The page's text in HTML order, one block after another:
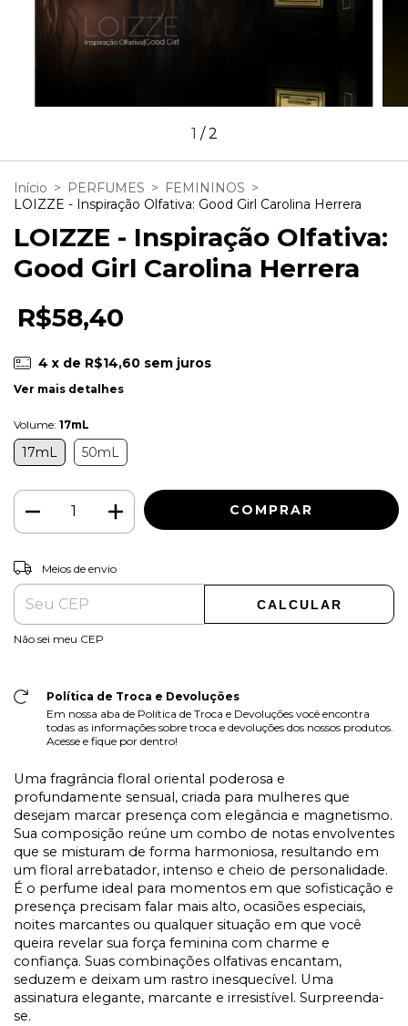
1 /2
Início > PERFUMES > FEMININOS >
LOIZZE - Inspiração Olfativa: Good Girl Carolina Herrera
LOIZZE - Inspiração Olfativa:
Good Girl Carolina Herrera
R$58,40
4 x de R$14,60 sem juros
Ver mais detalhes
Volume: 17mL
17mL 50mL
Entregas para o CEP:
Meios de envio
CALCULAR
Não sei meu CEP
Política de Troca e Devoluções
Em nossa aba de Política de Troca e Devoluções você encontra
todas as informações sobre troca e devoluções dos nossos produtos.
Acesse e fique por dentro!
Uma fragrância floral oriental poderosa e
profundamente sensual, criada para mulheres que
desejam marcar presença com elegância e magnetismo.
Sua composição reúne um combo de notas envolventes
que se misturam de forma harmoniosa, resultando em
um floral arrebatador, intenso e cheio de personalidade.
É o perfume ideal para momentos em que sofisticação e
presença precisam falar mais alto, ocasiões especiais,
noites marcantes ou qualquer situação em que você
queira revelar sua força feminina com charme e
confiança. Suas combinações olfativas encantam,
seduzem e deixam um rastro inesquecível. Uma
assinatura elegante, marcante e irresistível. Surpreenda-
se.